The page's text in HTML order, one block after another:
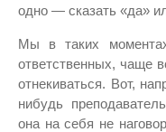
одно — сказать «да»
Мы в таких
ответственных, чаще
отнекиваться. Вот,
нибудь
она на себя не